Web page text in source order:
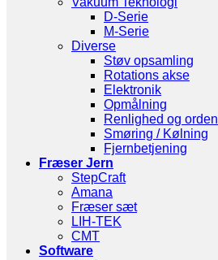
D-Serie
M-Serie
Diverse
Støv opsamling
Rotations akse
Elektronik
Opmålning
Renlighed og orden
Smøring / Kølning
Fjernbetjening
Fræser Jern
StepCraft
Amana
Fræser sæt
LIH-TEK
CMT
Software